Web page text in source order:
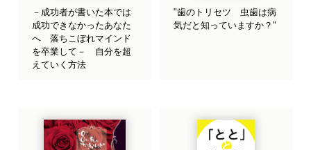
－成功者が書いた本では
成功できなかったあなた
へ 落ちこぼれマインド
を卒業して－ 自分を超
えていく方法
"歯のトリセツ 虫歯は病
気だと知っていますか？"